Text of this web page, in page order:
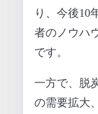
り、今後10
者のノウハ
です。
一方で、脱
の需要拡大